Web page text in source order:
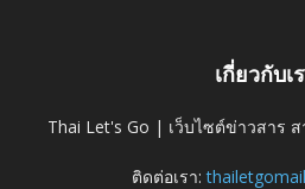
เกี่ยวกับเ
Thai Let's Go | เว็บไซต์ข่าวสาร
ติดต่อเรา: